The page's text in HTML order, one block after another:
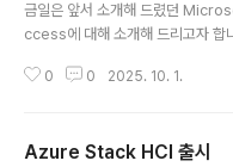
금일은 앞서 소개해 드렸던
ccess에 대해 소개해 드리고자
제공하고, 관리자에게는 Client의
시, Microsoft Cloud를 통해 인
0 0 2025. 10. 1.
Azure Stack HCI 출시